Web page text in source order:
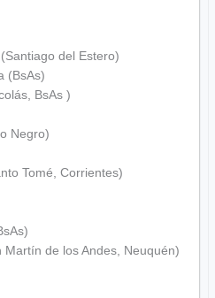
del Estero)
(BsAs)
BsAs )
Negro)
Tomé, Corrientes)
Martín de los Andes, Neuquén)